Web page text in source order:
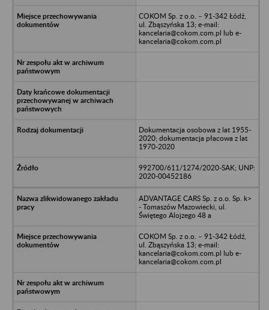
COKOM Sp. z o.o. – 91-342 Łódź,
ul. Zbąszyńska 13; e-mail:
kancelaria@cokom.com.pl lub e-
kancelaria@cokom.com.pl
Dokumentacja osobowa z lat 1955-
2020; dokumentacja płacowa z lat
1970-2020
992700/611/1274/2020-SAK; UNP:
2020-00452186
ADVANTAGE CARS Sp. z o.o. Sp. k>
- Tomaszów Mazowiecki, ul.
Świętego Alojzego 48 a
COKOM Sp. z o.o. – 91-342 Łódź,
ul. Zbąszyńska 13; e-mail:
kancelaria@cokom.com.pl lub e-
kancelaria@cokom.com.pl